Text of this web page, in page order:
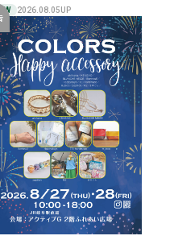
2026.08.05UP